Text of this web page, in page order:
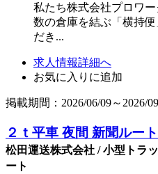
私たち株式会社プロワ
数の倉庫を結ぶ「横持
だき...
求人情報詳細へ
お気に入りに追加
掲載期間：2026/06/09～2026/
２ｔ平車 夜間 新聞ルー
松田運送株式会社 / 小型トラ
ート